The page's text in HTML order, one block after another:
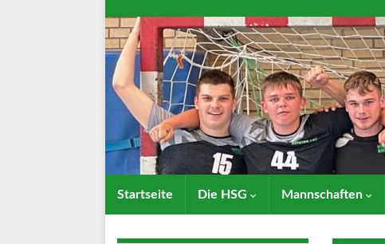
Startseite Die HSG Mannschaften